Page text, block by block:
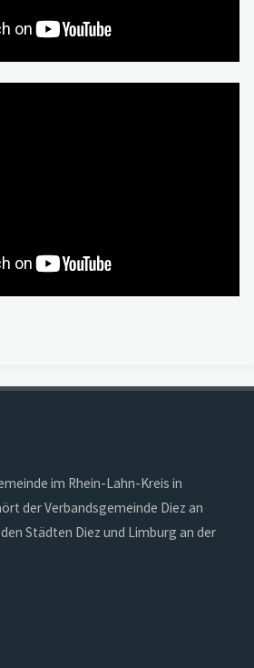
im Rhein-Lahn-Kreis in
der Verbandsgemeinde Diez an
Städten Diez und Limburg an der